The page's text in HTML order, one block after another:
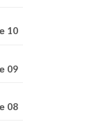
10
09
08